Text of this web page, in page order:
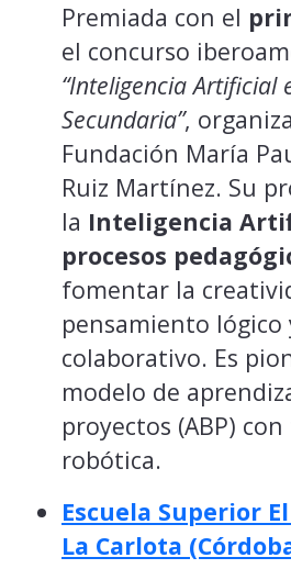
Premiada con el
el concurso
“Inteligencia Artificial
Secundaria”,
Fundación María
Ruiz Martínez. Su
la Inteligencia
procesos
fomentar la
pensamiento
colaborativo. Es
modelo de
proyectos (ABP)
robótica.
Escuela Superior
La Carlota